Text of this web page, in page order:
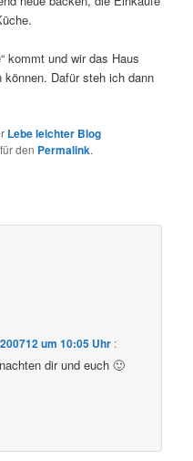
kommt und wir das Haus
Dafür steh ich dann
Lebe leichter Blog
den Permalink.
um 10:05 Uhr :
dir und euch 🙂